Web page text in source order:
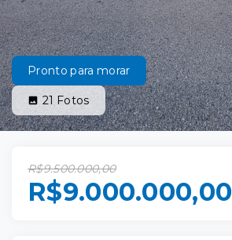
Pronto para morar
21 Fotos
R$9.500.000,00
R$9.000.000,00